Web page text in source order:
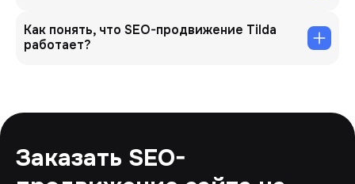
Как понять, что SEO-продвижение Tilda
работает?
Заказать SEO-